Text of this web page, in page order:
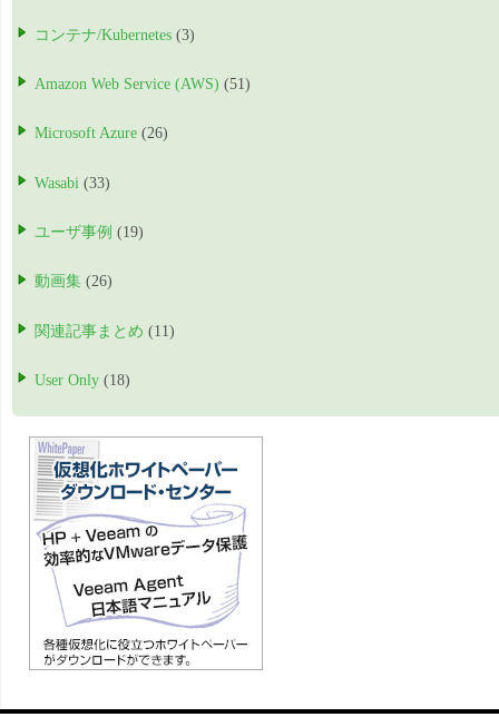
コンテナ/Kubernetes (3)
Amazon Web Service (AWS) (51)
Microsoft Azure (26)
Wasabi (33)
ユーザ事例 (19)
動画集 (26)
関連記事まとめ (11)
User Only (18)